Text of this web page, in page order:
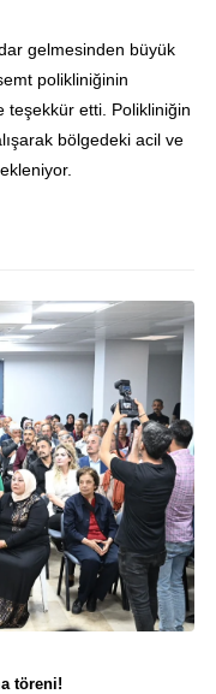
gelmesinden büyük
polikliniğinin
teşekkür etti. Polikliniğin
bölgedeki acil ve
töreni!